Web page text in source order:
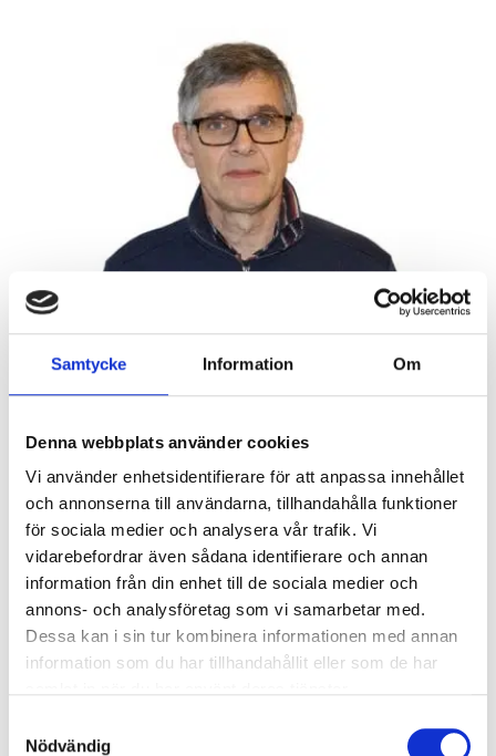
Samtycke Information Om
Denna webbplats använder cookies
Vi använder enhetsidentifierare för att anpassa innehållet
och annonserna till användarna, tillhandahålla funktioner
för sociala medier och analysera vår trafik. Vi
vidarebefordrar även sådana identifierare och annan
information från din enhet till de sociala medier och
annons- och analysföretag som vi samarbetar med.
Dessa kan i sin tur kombinera informationen med annan
information som du har tillhandahållit eller som de har
Nödvändig
Evert Larsson
VD og Hovedrevisor
evert.larsson@a3cert.com